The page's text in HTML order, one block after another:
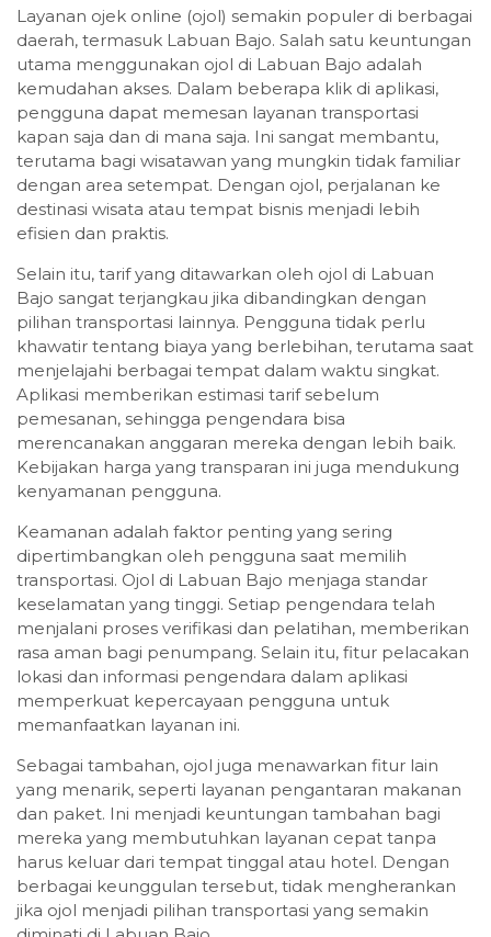
Layanan ojek online (ojol) semakin populer di berbagai
daerah, termasuk Labuan Bajo. Salah satu keuntungan
utama menggunakan ojol di Labuan Bajo adalah
kemudahan akses. Dalam beberapa klik di aplikasi,
pengguna dapat memesan layanan transportasi
kapan saja dan di mana saja. Ini sangat membantu,
terutama bagi wisatawan yang mungkin tidak familiar
dengan area setempat. Dengan ojol, perjalanan ke
destinasi wisata atau tempat bisnis menjadi lebih
efisien dan praktis.
Selain itu, tarif yang ditawarkan oleh ojol di Labuan
Bajo sangat terjangkau jika dibandingkan dengan
pilihan transportasi lainnya. Pengguna tidak perlu
khawatir tentang biaya yang berlebihan, terutama saat
menjelajahi berbagai tempat dalam waktu singkat.
Aplikasi memberikan estimasi tarif sebelum
pemesanan, sehingga pengendara bisa
merencanakan anggaran mereka dengan lebih baik.
Kebijakan harga yang transparan ini juga mendukung
kenyamanan pengguna.
Keamanan adalah faktor penting yang sering
dipertimbangkan oleh pengguna saat memilih
transportasi. Ojol di Labuan Bajo menjaga standar
keselamatan yang tinggi. Setiap pengendara telah
menjalani proses verifikasi dan pelatihan, memberikan
rasa aman bagi penumpang. Selain itu, fitur pelacakan
lokasi dan informasi pengendara dalam aplikasi
memperkuat kepercayaan pengguna untuk
memanfaatkan layanan ini.
Sebagai tambahan, ojol juga menawarkan fitur lain
yang menarik, seperti layanan pengantaran makanan
dan paket. Ini menjadi keuntungan tambahan bagi
mereka yang membutuhkan layanan cepat tanpa
harus keluar dari tempat tinggal atau hotel. Dengan
berbagai keunggulan tersebut, tidak mengherankan
jika ojol menjadi pilihan transportasi yang semakin